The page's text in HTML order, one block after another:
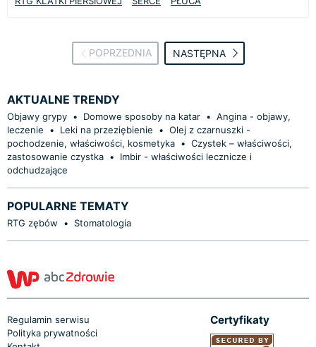
POPRZEDNIA NASTĘPNA
AKTUALNE TRENDY
Objawy grypy • Domowe sposoby na katar • Angina - objawy,
leczenie
• Leki na przeziębienie • Olej z czarnuszki -
pochodzenie, właściwości, kosmetyka • Czystek – właściwości,
zastosowanie czystka •
Imbir - właściwości lecznicze i
odchudzające
POPULARNE TEMATY
RTG zębów • Stomatologia
Regulamin serwisu
Polityka prywatności
Certyfikaty